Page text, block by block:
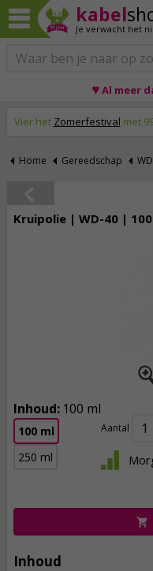
kabel
Je verwacht het
♥ Al meer
Vier het Zomerfestival met
Home Gereedschap
Kruipolie | WD-40 |
Inhoud: 100 ml
100 ml
250 ml
Aantal
Inhoud